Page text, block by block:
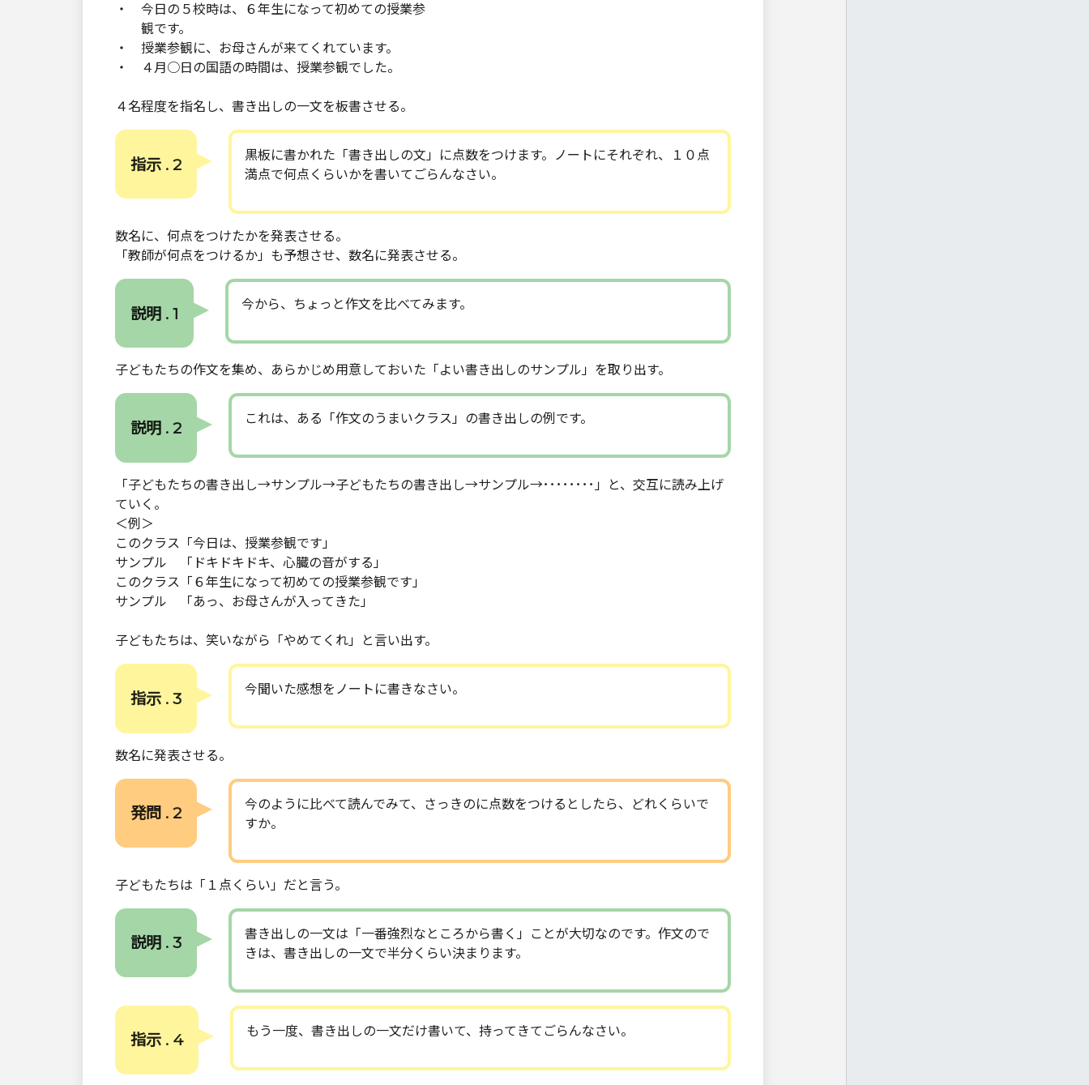
・ 今日の５校時は、６年生になって初めての授業参
観です。
・ 授業参観に、お母さんが来てくれています。
・ ４月○日の国語の時間は、授業参観でした。
４名程度を指名し、書き出しの一文を板書させる。
指示 . 2
黒板に書かれた「書き出しの文」に点数をつけます。ノートにそれぞれ、１０点
満点で何点くらいかを書いてごらんなさい。
数名に、何点をつけたかを発表させる。
「教師が何点をつけるか」も予想させ、数名に発表させる。
説明 . 1 今から、ちょっと作文を比べてみます。
子どもたちの作文を集め、あらかじめ用意しておいた「よい書き出しのサンプル」を取り出す。
説明 . 2 これは、ある「作文のうまいクラス」の書き出しの例です。
「子どもたちの書き出し→サンプル→子どもたちの書き出し→サンプル→････････」と、交互に読み上げ
ていく。
＜例＞
このクラス「今日は、授業参観です」
サンプル 「ドキドキドキ、心臓の音がする」
このクラス「６年生になって初めての授業参観です」
サンプル 「あっ、お母さんが入ってきた」
子どもたちは、笑いながら「やめてくれ」と言い出す。
指示 . 3 今聞いた感想をノートに書きなさい。
数名に発表させる。
発問 . 2
今のように比べて読んでみて、さっきのに点数をつけるとしたら、どれくらいで
すか。
子どもたちは「１点くらい」だと言う。
説明 . 3
書き出しの一文は「一番強烈なところから書く」ことが大切なのです。作文ので
きは、書き出しの一文で半分くらい決まります。
指示 . 4 もう一度、書き出しの一文だけ書いて、持ってきてごらんなさい。